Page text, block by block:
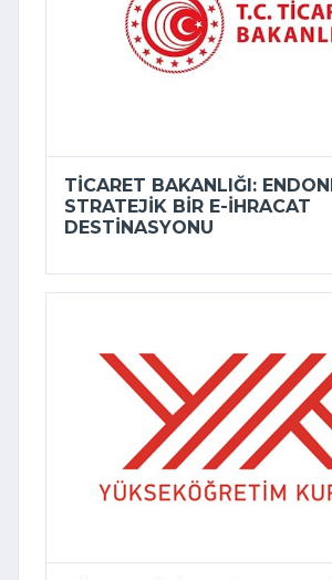
TICARET BAKANLIĞI:
STRATEJIK BIR E-İHRACAT
DESTINASYONU